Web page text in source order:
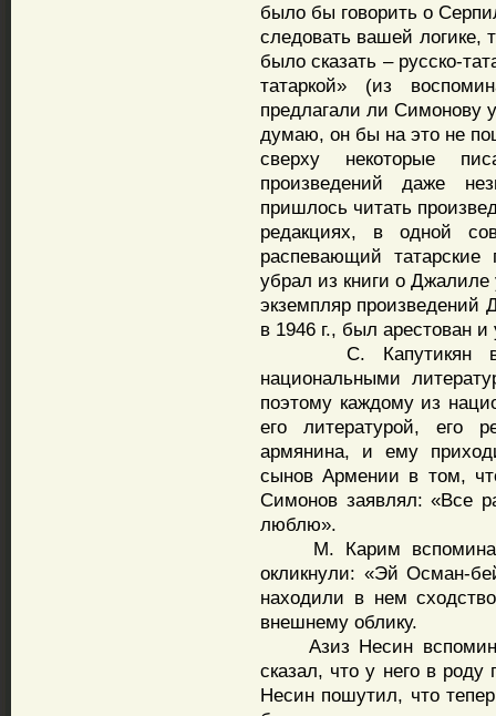
было бы говорить о
следовать вашей логике,
было сказать – русско-
татаркой» (из
предлагали ли Симонову
думаю, он бы на это не
сверху некоторые
произведений даже
пришлось читать
редакциях, в одной
распевающий татарские
убрал из книги о Джалиле
экземпляр
в 1946 г., был арестован
С. Капутикян
национальными
поэтому каждому из
его литературой, его
армянина, и ему
сынов Армении в том,
Симонов заявлял: «Все
люблю».
М. Карим
окликнули: «Эй Осман-
находили в нем
внешнему облику.
Азиз Несин
сказал, что у него в
Несин пошутил, что